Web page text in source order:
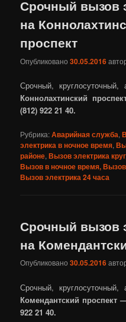
Срочный вызов
на
проспект
Опубликовано30.05.2016
Срочный, круглосуточный,
Коннолахтинский
(812) 922 21 40.
Рубрика:Аварийная служба,
электрика в ночное время,
районе,Вызов электрика
Вызов в ночное время,
Вызов электрика 24 часа
Срочный вызов
на
Опубликовано30.05.2016
Срочный, круглосуточный,
Комендантский проспект
922 21 40.